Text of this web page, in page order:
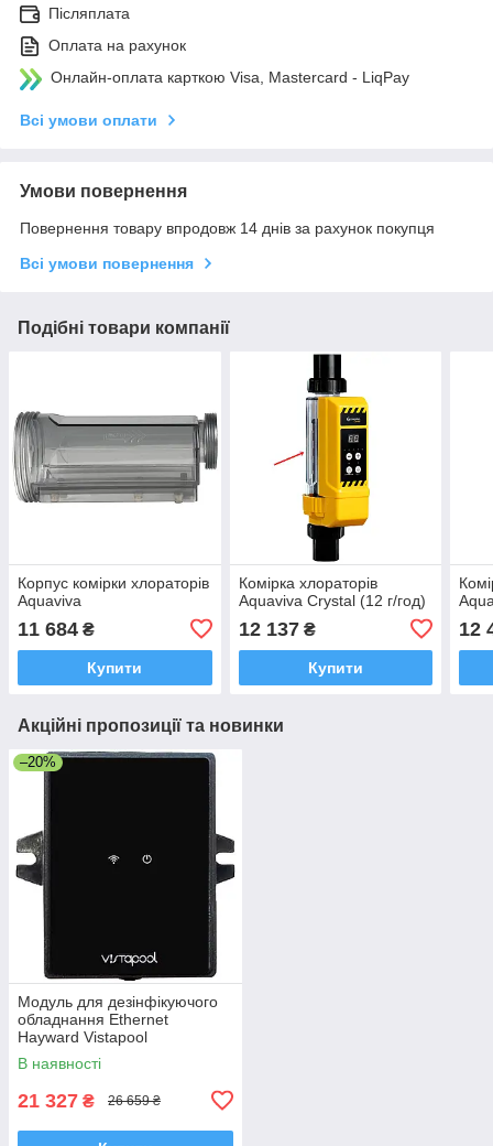
Післяплата
Оплата на рахунок
Онлайн-оплата карткою Visa, Mastercard - LiqPay
Всі умови оплати
Умови повернення
Повернення товару впродовж 14 днів за рахунок покупця
Всі умови повернення
Подібні товари компанії
Корпус комірки хлораторів
Aquaviva
11 684 ₴
Купити
Комірка хлораторів
Aquaviva Crystal (12 г/год)
12 137₴
Купити
12
Акційні пропозиції та новинки
–20%
Модуль для дезінфікуючого
обладнання Ethernet
Hayward Vistapool
В наявності
21 327 ₴ 26 659 ₴